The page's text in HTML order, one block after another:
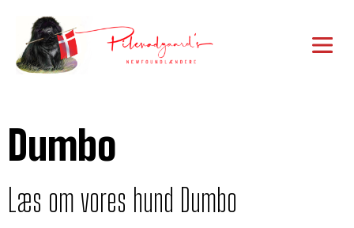
Dumbo
Læs om vores hund Dumbo